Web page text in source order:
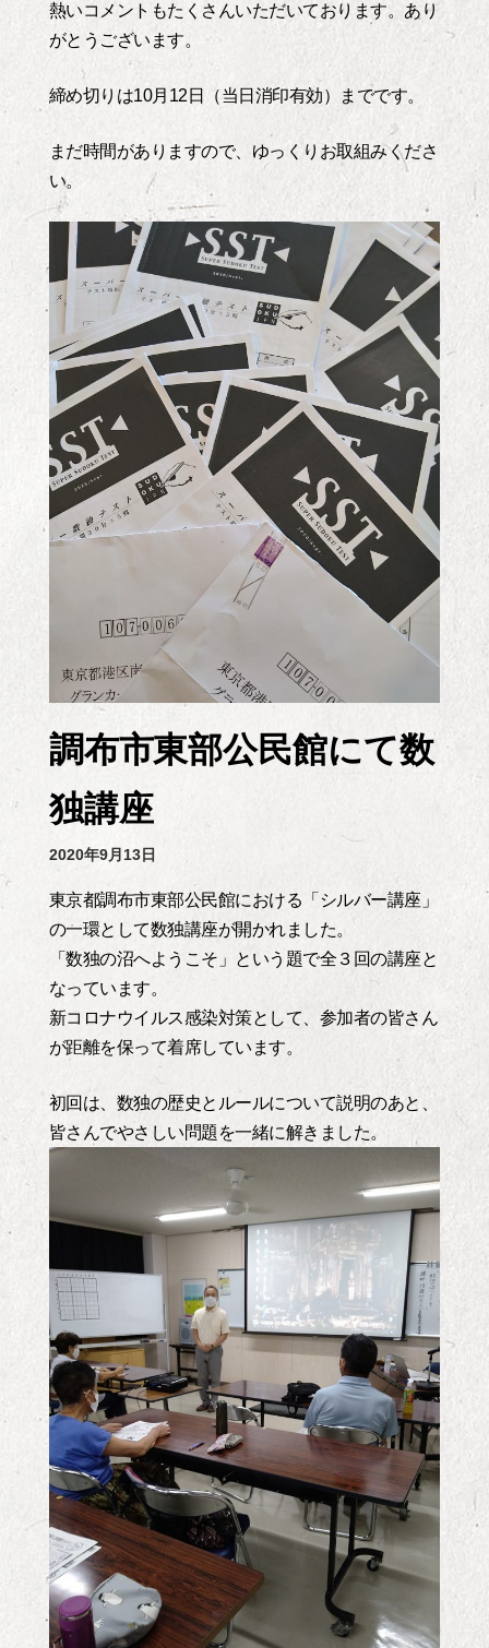
熱いコメントもたくさんいただいております。あり
がとうございます。
締め切りは10月12日（当日消印有効）までです。
まだ時間がありますので、ゆっくりお取組みくださ
い。
調布市東部公民館にて数
独講座
2020年9月13日
東京都調布市東部公民館における「シルバー講座」
の一環として数独講座が開かれました。
「数独の沼へようこそ」という題で全３回の講座と
なっています。
新コロナウイルス感染対策として、参加者の皆さん
が距離を保って着席しています。
初回は、数独の歴史とルールについて説明のあと、
皆さんでやさしい問題を一緒に解きました。